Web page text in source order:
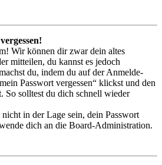
Wir können dir zwar dein altes
mitteilen, du kannst es jedoch
du, indem du auf der Anmelde-
Passwort vergessen“ klickst und den
So solltest du dich schnell wieder
in der Lage sein, dein Passwort
dich an die Board-Administration.